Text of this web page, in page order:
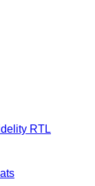
RTL